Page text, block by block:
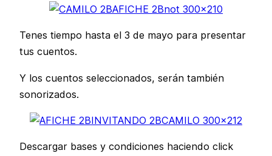
Tenes tiempo hasta el 3 de mayo para presentar
tus cuentos.
Y los cuentos seleccionados, serán también
sonorizados.
Descargar bases y condiciones haciendo click